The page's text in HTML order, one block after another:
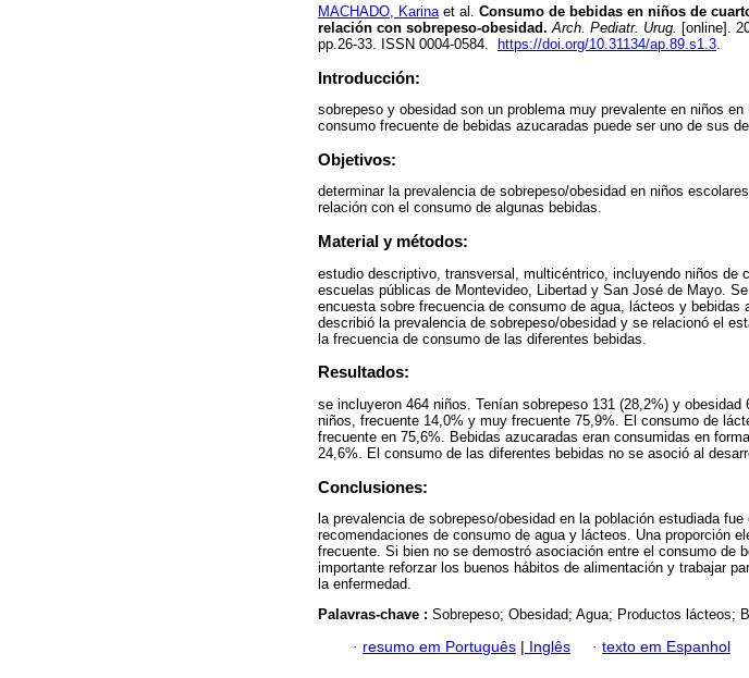
MACHADO, Karinaet al. Consumo de bebidas en niños de
relación con sobrepeso-obesidad. Arch. Pediatr. Urug. [online].
pp.26-33. ISSN 0004-0584.
https://doi.org/10.31134/ap.89.s1.3.
Introducción:
sobrepeso y obesidad son un problema muy prevalente en niños en
consumo frecuente de bebidas azucaradas puede ser uno de sus
Objetivos:
determinar la prevalencia de sobrepeso/obesidad en niños
relación con el consumo de algunas bebidas.
Material y métodos:
estudio descriptivo, transversal, multicéntrico, incluyendo niños de
escuelas públicas de Montevideo, Libertad y San José de Mayo.
encuesta sobre frecuencia de consumo de agua, lácteos y bebidas
describió la prevalencia de sobrepeso/obesidad y se relacionó el
la frecuencia de consumo de las diferentes bebidas.
Resultados:
se incluyeron 464 niños. Tenían sobrepeso 131 (28,2%) y
niños, frecuente 14,0% y muy frecuente 75,9%. El consumo de
frecuente en 75,6%. Bebidas azucaradas eran consumidas en
24,6%. El consumo de las diferentes bebidas no se asoció al
Conclusiones:
la prevalencia de sobrepeso/obesidad en la población estudiada
recomendaciones de consumo de agua y lácteos. Una proporción
frecuente. Si bien no se demostró asociación entre el consumo de
importante reforzar los buenos hábitos de alimentación y trabajar
la enfermedad.
Palavras-chave : Sobrepeso; Obesidad; Agua; Productos lácteos;
· resumo em Português Inglês · texto em Espanhol